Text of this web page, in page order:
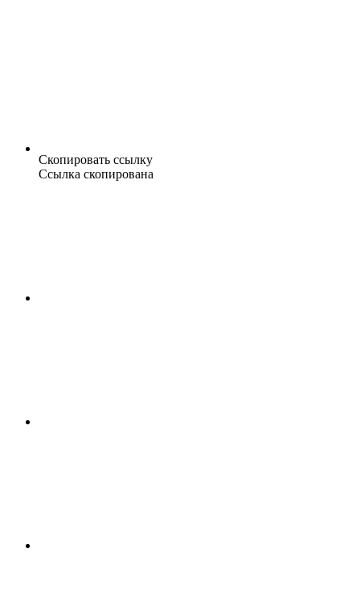
Скопировать ссылку
Ссылка скопирована